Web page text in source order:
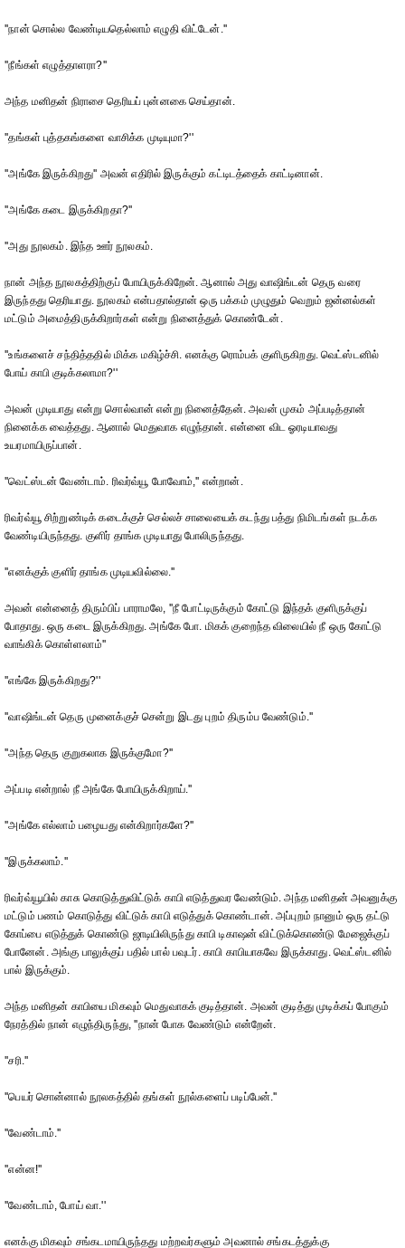
''நான் சொல்ல வேண்டியதெல்லாம் எழுதி விட்டேன்.''
''நீங்கள் எழுத்தாளரா?''
அந்த மனிதன் நிராசை தெரியப் புன்னகை செய்தான்.
''தங்கள் புத்தகங்களை வாசிக்க முடியுமா?''
''அங்கே இருக்கிறது'' அவன் எதிரில் இருக்கும் கட்டிடத்தைக் காட்டினான்.
''அங்கே கடை இருக்கிறதா?''
''அது நூலகம். இந்த ஊர் நூலகம்.
நான் அந்த நூலகத்திற்குப் போயிருக்கிறேன். ஆனால் அது வாஷிங்டன் தெரு வரை
இருந்தது தெரியாது. நூலகம் என்பதால்தான் ஒரு பக்கம் முழுதும் வெறும் ஜன்னல்கள்
மட்டும் அமைத்திருக்கிறார்கள் என்று நினைத்துக் கொண்டேன்.
''உங்களைச் சந்தித்ததில் மிக்க மகிழ்ச்சி. எனக்கு ரொம்பக் குளிருகிறது. வெட்ஸ்டனில்
போய் காபி குடிக்கலாமா?''
அவன் முடியாது என்று சொல்வான் என்று நினைத்தேன். அவன் முகம் அப்படித்தான்
நினைக்க வைத்தது. ஆனால் மெதுவாக எழுந்தான். என்னை விட ஓரடியாவது
உயரமாயிருப்பான்.
''வெட்ஸ்டன் வேண்டாம். ரிவர்வ்யூ போவோம்,'' என்றான்.
ரிவர்வ்யூ சிற்றுண்டிக் கடைக்குச் செல்லச் சாலையைக் கடந்து பத்து நிமிடங்கள் நடக்க
வேண்டியிருந்தது. குளிர் தாங்க முடியாது போலிருந்தது.
''எனக்குக் குளிர் தாங்க முடியவில்லை.''
அவன் என்னைத் திரும்பிப் பாராமலே, ''நீ போட்டிருக்கும் கோட்டு இந்தக் குளிருக்குப்
போதாது. ஒரு கடை இருக்கிறது. அங்கே போ. மிகக் குறைந்த விலையில் நீ ஒரு கோட்டு
வாங்கிக் கொள்ளலாம்''
''எங்கே இருக்கிறது?''
''வாஷிங்டன் தெரு முனைக்குச் சென்று இடது புறம் திரும்ப வேண்டும்.''
''அந்த தெரு குறுகலாக இருக்குமோ?''
அப்படி என்றால் நீ அங்கே போயிருக்கிறாய்.''
''அங்கே எல்லாம் பழையது என்கிறார்களே?''
''இருக்கலாம்.''
ரிவர்வ்யூயில் காசு கொடுத்துவிட்டுக் காபி எடுத்துவர வேண்டும். அந்த மனிதன் அவனுக்கு
மட்டும் பணம் கொடுத்து விட்டுக் காபி எடுத்துக் கொண்டான். அப்புறம் நானும் ஒரு தட்டு
கோப்பை எடுத்துக் கொண்டு ஜாடியிலிருந்து காபி டிகாஷன் விட்டுக்கொண்டு மேஜைக்குப்
போனேன். அங்கு பாலுக்குப் பதில் பால் பவுடர். காபி காபியாகவே இருக்காது. வெட்ஸ்டனில்
பால் இருக்கும்.
அந்த மனிதன் காபியை மிகவும் மெதுவாகக் குடித்தான். அவன் குடித்து முடிக்கப் போகும்
நேரத்தில் நான் எழுந்திருந்து, ''நான் போக வேண்டும் என்றேன்.
''சரி.''
''பெயர் சொன்னால் நூலகத்தில் தங்கள் நூல்களைப் படிப்பேன்.''
''வேண்டாம்.''
''என்ன!''
''வேண்டாம், போய் வா.''
எனக்கு மிகவும் சங்கடமாயிருந்தது மற்றவர்களும் அவனால் சங்கடத்துக்கு